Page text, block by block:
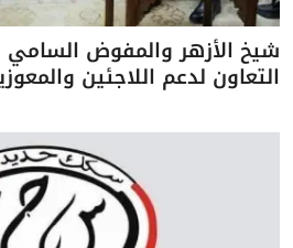
شيخ الأزهر والمفوض السامي
التعاون لدعم اللاجئين